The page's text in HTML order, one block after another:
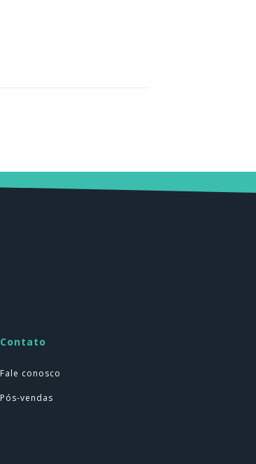
Contato
Fale conosco
Pós-vendas